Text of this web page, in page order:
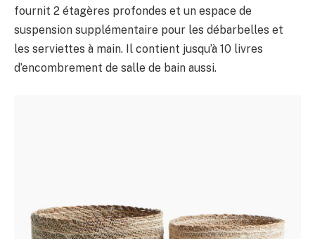
fournit 2 étagères profondes et un espace de
suspension supplémentaire pour les débarbelles et
les serviettes à main. Il contient jusqu’à 10 livres
d’encombrement de salle de bain aussi.